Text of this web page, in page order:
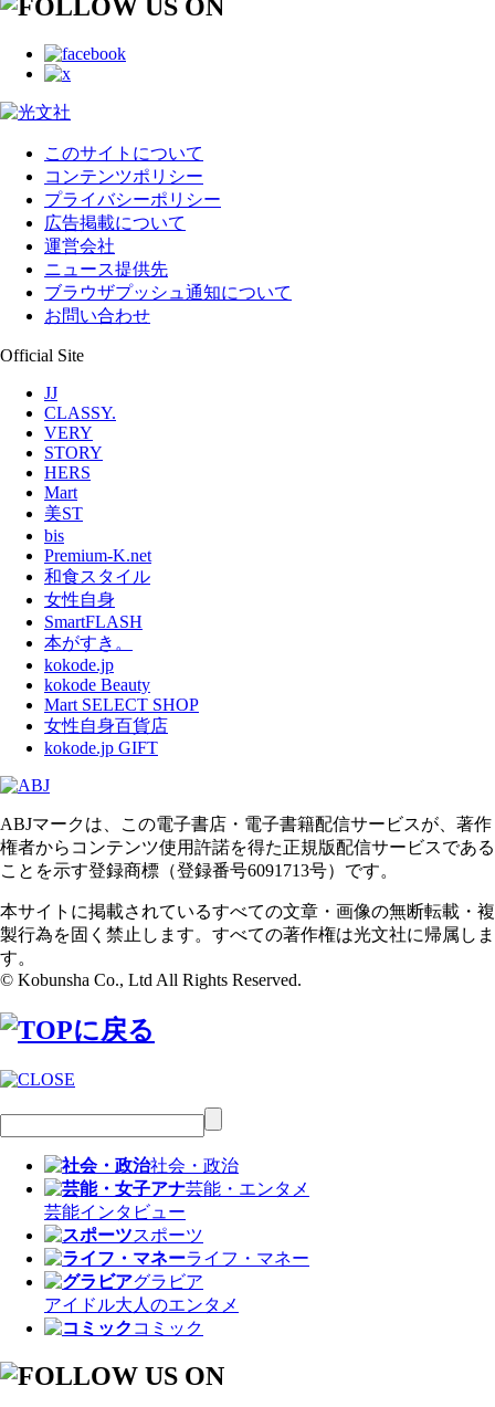
このサイトについて
コンテンツポリシー
プライバシーポリシー
広告掲載について
運営会社
ニュース提供先
ブラウザプッシュ通知について
お問い合わせ
Official Site
JJ
CLASSY.
VERY
STORY
HERS
Mart
美ST
bis
Premium-K.net
和食スタイル
女性自身
SmartFLASH
本がすき。
kokode.jp
kokode Beauty
Mart SELECT SHOP
女性自身百貨店
kokode.jp GIFT
ABJマークは、この電子書店・電子書籍配信サービスが、著作
権者からコンテンツ使用許諾を得た正規版配信サービスである
ことを示す登録商標（登録番号6091713号）です。
本サイトに掲載されているすべての文章・画像の無断転載・複
製行為を固く禁止します。すべての著作権は光文社に帰属しま
す。
© Kobunsha Co., Ltd All Rights Reserved.
社会・政治
芸能・エンタメ
芸能インタビュー
スポーツ
ライフ・マネー
グラビア
アイドル大人のエンタメ
コミック